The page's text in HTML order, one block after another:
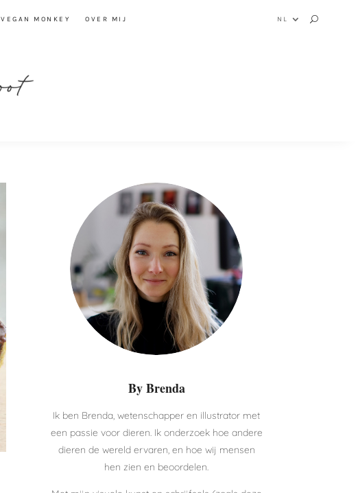
VEGAN MONKEY OVER MIJ NL
By Brenda
Ik ben Brenda, wetenschapper en illustrator met
een passie voor dieren. Ik onderzoek hoe andere
dieren de wereld ervaren, en hoe wij mensen
hen zien en beoordelen.